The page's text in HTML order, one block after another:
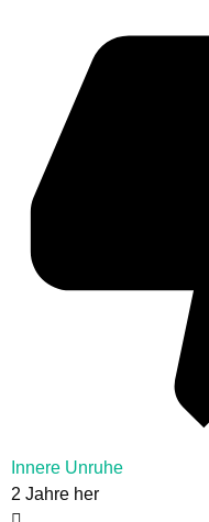
Innere Unruhe
2 Jahre her